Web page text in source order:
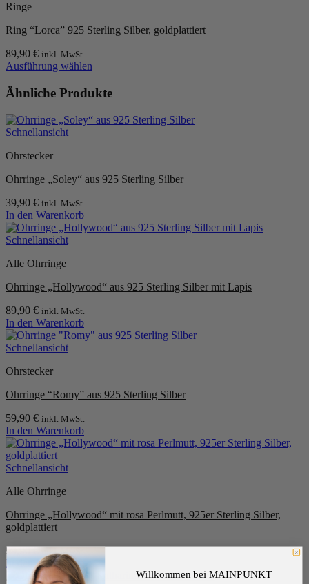
gewählt
werden
Ringe
Ring “Lorca” 925 Sterling Silber, goldplattiert
89,90 € inkl. MwSt.
Ausführung wählen
Produkt
mehrere
Varianten
auf.
Die
können
der
Produktseite
gewählt
werden
Ähnliche Produkte
Schnellansicht
Ohrstecker
Ohrringe „Soley“ aus 925 Sterling Silber
39,90 € inkl. MwSt.
In den Warenkorb
Schnellansicht
Alle Ohrringe
Ohrringe „Hollywood“ aus 925 Sterling Silber mit Lapis
89,90 € inkl. MwSt.
In den Warenkorb
Schnellansicht
Ohrstecker
Ohrringe “Romy” aus 925 Sterling Silber
59,90 € inkl. MwSt.
In den Warenkorb
Schnellansicht
Alle Ohrringe
Ohrringe „Hollywood“ mit rosa Perlmutt, 925er Sterling Silber,
goldplattiert
99,90€ inkl. MwSt.
In den Warenkorb
Willkommen bei MAINPUNKT